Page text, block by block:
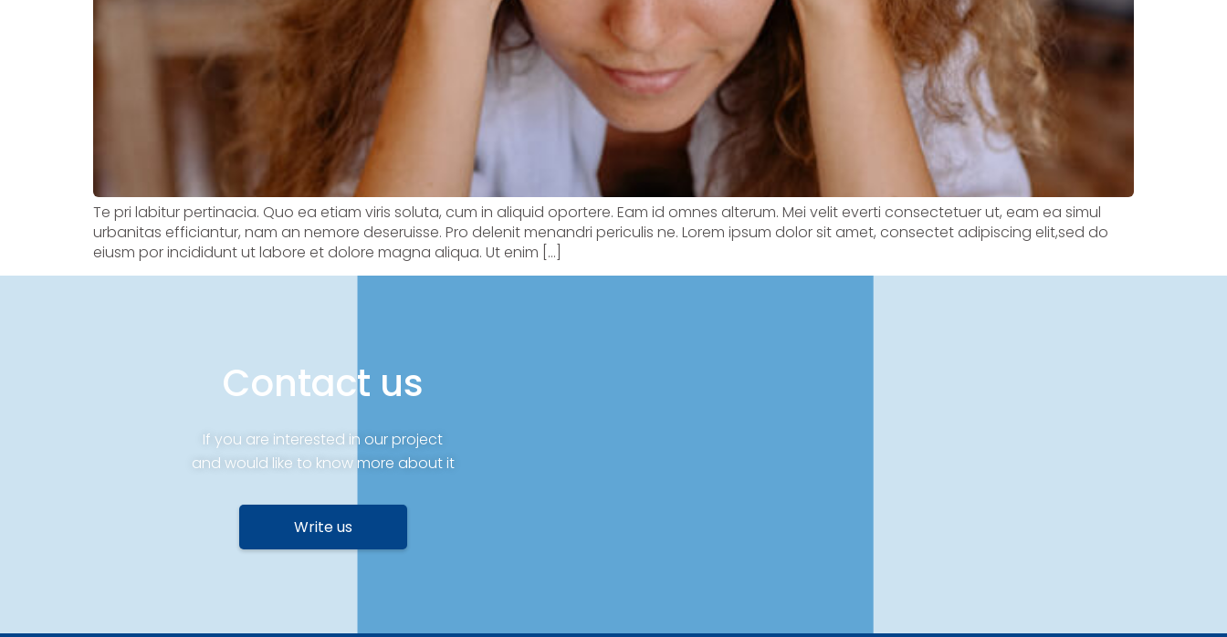
Te pri labitur pertinacia. Quo ea etiam viris soluta, cum in aliquid oportere. Eam id omnes alterum. Mei velit everti consectetuer ut, eam ea simul
urbanitas efficiantur, nam an nemore deseruisse. Pro delenit menandri periculis ne. Lorem ipsum dolor sit amet, consectet adipiscing elit,sed do
eiusm por incididunt ut labore et dolore magna aliqua. Ut enim […]
Contact us
If you are interested in our project
and would like to know more about it
Write us